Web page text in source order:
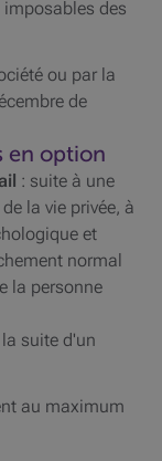
des
ou par la
de
en option
: suite à une
la vie privée, à
et
normal
la personne
la suite d'un
au maximum